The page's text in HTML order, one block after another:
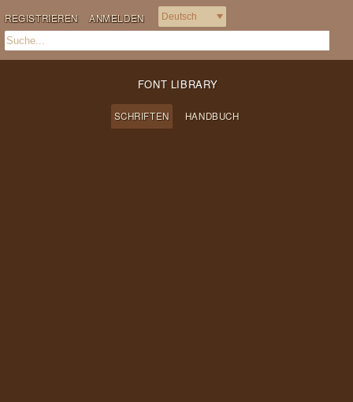
REGISTRIEREN ANMELDEN
FONT LIBRARY
SCHRIFTEN HANDBUCH